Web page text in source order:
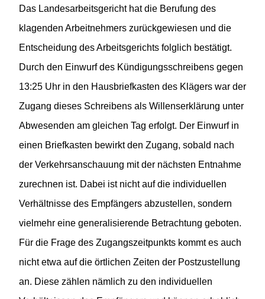
Das Landesarbeitsgericht hat die Berufung des
klagenden Arbeitnehmers zurückgewiesen und die
Entscheidung des Arbeitsgerichts folglich bestätigt.
Durch den Einwurf des Kündigungsschreibens gegen
13:25 Uhr in den Hausbriefkasten des Klägers war der
Zugang dieses Schreibens als Willenserklärung unter
Abwesenden am gleichen Tag erfolgt. Der Einwurf in
einen Briefkasten bewirkt den Zugang, sobald nach
der Verkehrsanschauung mit der nächsten Entnahme
zurechnen ist. Dabei ist nicht auf die individuellen
Verhältnisse des Empfängers abzustellen, sondern
vielmehr eine generalisierende Betrachtung geboten.
Für die Frage des Zugangszeitpunkts kommt es auch
nicht etwa auf die örtlichen Zeiten der Postzustellung
an. Diese zählen nämlich zu den individuellen